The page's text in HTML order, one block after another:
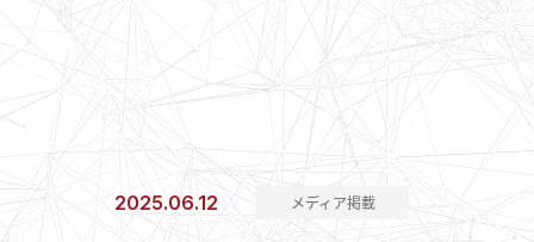
2025.06.12 メディア掲載